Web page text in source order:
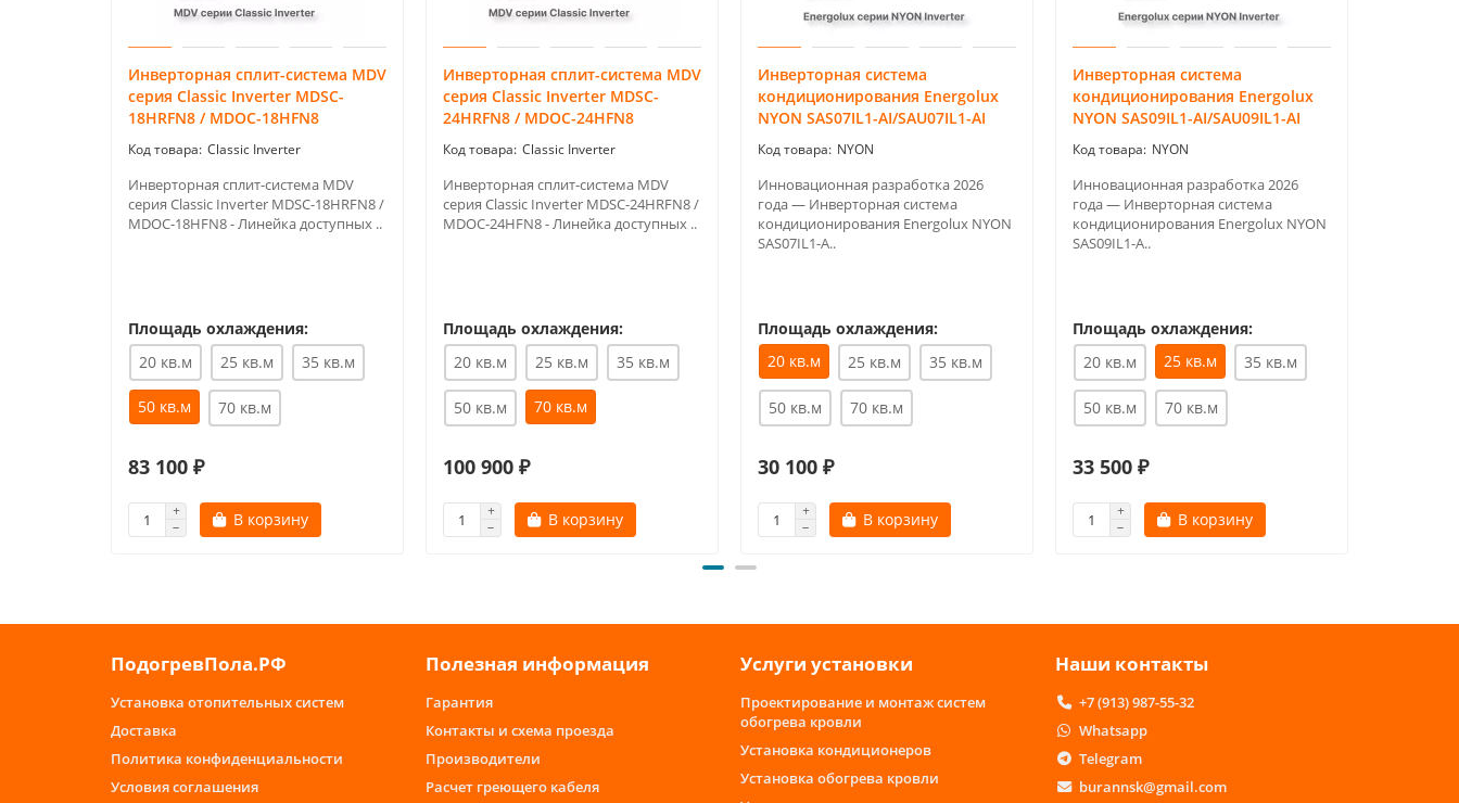
Инверторная сплит-система MDV
серия Classic Inverter MDSC-
18HRFN8 / MDOC-18HFN8
Classic Inverter
Инверторная сплит-система MDV
серия Classic Inverter MDSC-18HRFN8 /
MDOC-18HFN8 - Линейка доступных ..
Площадь охлаждения:
20 кв.м
25 кв.м 35 кв.м
50 кв.м 70 кв.м
83 100 ₽
В корзину
Инверторная сплит-система MDV
серия Classic Inverter MDSC-
24HRFN8 / MDOC-24HFN8
Classic Inverter
Инверторная сплит-система MDV
серия Classic Inverter MDSC-24HRFN8 /
MDOC-24HFN8 - Линейка доступных ..
Площадь охлаждения:
20 кв.м
25 кв.м 35 кв.м
50 кв.м 70 кв.м
100 900 ₽
В корзину
Инверторная система
кондиционирования Energolux
NYON SAS07IL1-AI/SAU07IL1-AI
NYON
Инновационная разработка 2026
года — Инверторная система
кондиционирования Energolux NYON
SAS07IL1-A..
Площадь охлаждения:
20 кв.м
25 кв.м 35 кв.м
50 кв.м 70 кв.м
30 100 ₽
В корзину
Инверторная система
кондиционирования Energolux
NYON SAS09IL1-AI/SAU09IL1-AI
NYON
Инновационная разработка 2026
года — Инверторная система
кондиционирования Energolux NYON
SAS09IL1-A..
Площадь охлаждения:
20 кв.м
25 кв.м 35 кв.м
50 кв.м 70 кв.м
33 500 ₽
В корзину
ПодогревПола.РФ
Установка отопительных систем
Доставка
Политика конфиденциальности
Условия соглашения
Полезная информация
Гарантия
Контакты и схема проезда
Производители
Расчет греющего кабеля
Услуги установки
Проектирование и монтаж систем
обогрева кровли
Установка кондиционеров
Установка обогрева кровли
Наши контакты
+7 (913) 987-55-32
Whatsapp
Telegram
burannsk@gmail.com